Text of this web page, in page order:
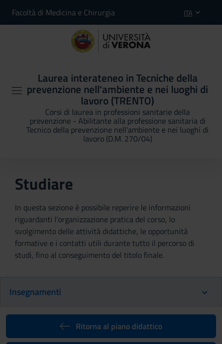
Facoltà di Medicina e Chirurgia ITA
Laurea interateneo in Tecniche della
prevenzione nell'ambiente e nei luoghi di
lavoro (TRENTO)
Corsi di laurea in professioni sanitarie della
prevenzione - Abilitante alla professione sanitaria di
Tecnico della prevenzione nell'ambiente e nei luoghi di
lavoro (D.M. 270/04)
Studiare
In questa sezione è possibile reperire le informazioni
riguardanti l'organizzazione pratica del corso, lo
svolgimento delle attività didattiche, le opportunità
formative e i contatti utili durante tutto il percorso di
studi, fino al conseguimento del titolo finale.
Insegnamenti
Ritorna al piano didattico